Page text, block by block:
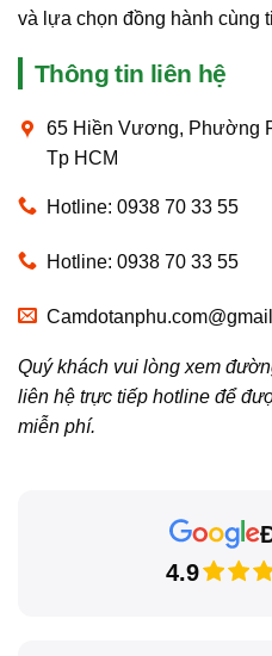
và lựa chọn đồng hành cùng
Thông tin liên hệ
65 Hiền Vương, Phường
Tp HCM
Hotline: 0938 70 33 55
Hotline: 0938 70 33 55
Quý khách vui lòng xem
liên hệ trực tiếp hotline để
miễn phí.
4.9